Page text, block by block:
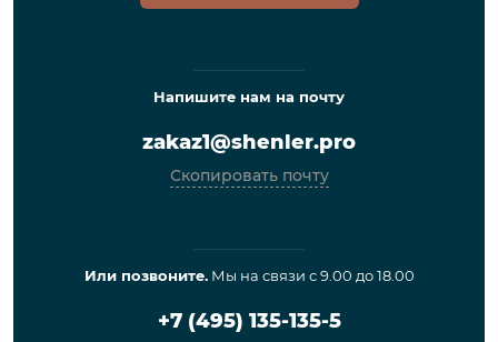
Напишите нам на почту
zakaz1@shenler.pro
Скопировать почту
Или позвоните.Мы на связи с 9.00 до 18.00
+7 (495) 135-135-5